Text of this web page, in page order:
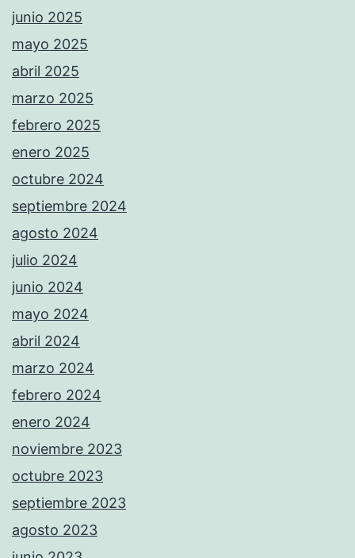
junio 2025
mayo 2025
abril 2025
marzo 2025
febrero 2025
enero 2025
octubre 2024
septiembre 2024
agosto 2024
julio 2024
junio 2024
mayo 2024
abril 2024
marzo 2024
febrero 2024
enero 2024
noviembre 2023
octubre 2023
septiembre 2023
agosto 2023